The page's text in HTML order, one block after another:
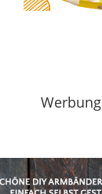
Werbung